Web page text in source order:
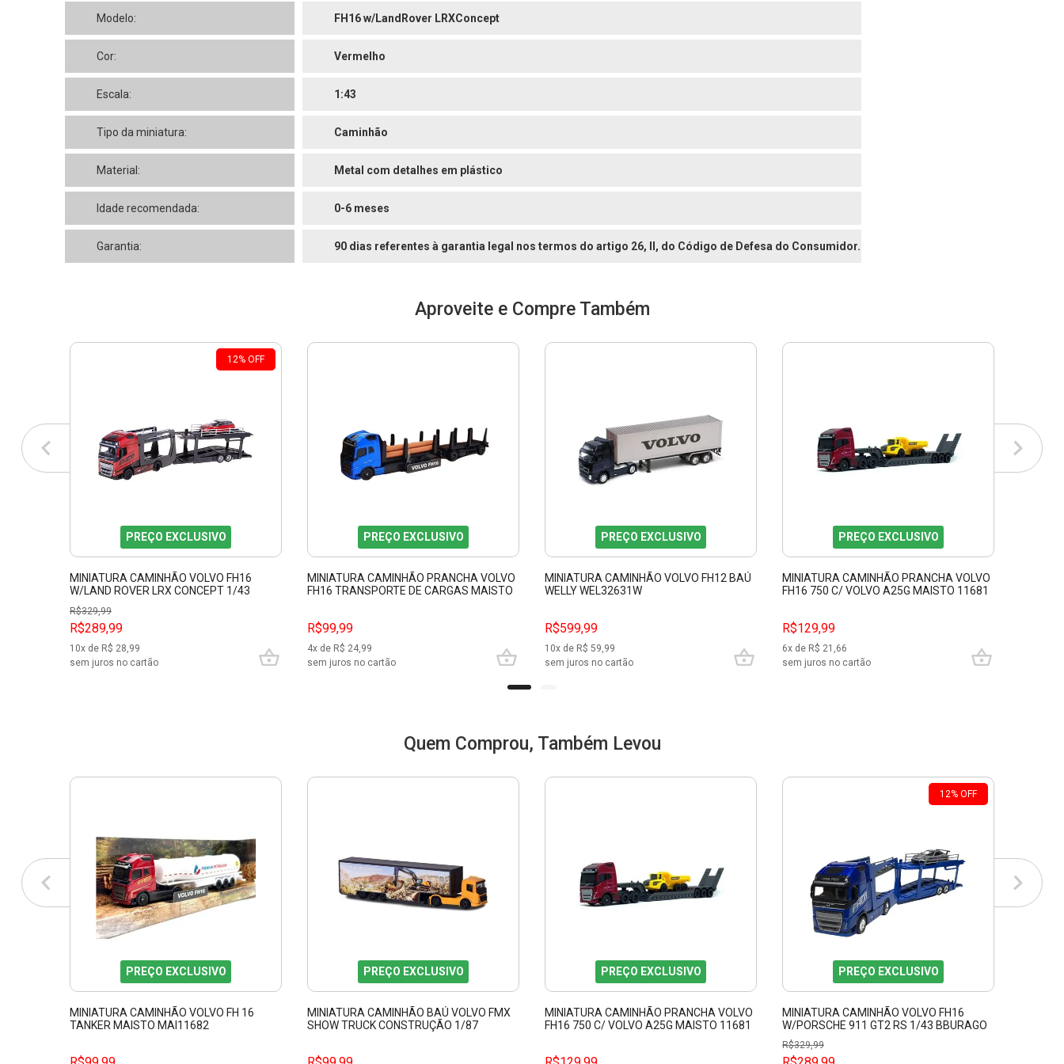
Modelo: FH16 w/LandRover LRXConcept
Cor: Vermelho
Escala: 1:43
Tipo da miniatura: Caminhão
Material: Metal com detalhes em plástico
Idade recomendada: 0-6 meses
Garantia: 90 dias referentes à garantia legal nos termos do artigo 26, II, do Código de Defesa do Consumidor.
Aproveite e Compre Também
12% OFF
PREÇO EXCLUSIVO
MINIATURA CAMINHÃO VOLVO FH16
W/LAND ROVER LRX CONCEPT 1/43
BBURAGO 31462
R$329,99
R$289,99
10x de R$ 28,99
sem juros no cartão
PREÇO EXCLUSIVO
MINIATURA CAMINHÃO PRANCHA VOLVO
FH16 TRANSPORTE DE CARGAS MAISTO
R$99,99
4x de R$ 24,99
sem juros no cartão
PREÇO EXCLUSIVO
MINIATURA CAMINHÃO VOLVO FH12 BAÚ
WELLY WEL32631W
R$599,99
10x de R$ 59,99
sem juros no cartão
PREÇO EXCLUSIVO
MINIATURA CAMINHÃO PRANCHA VOLVO
FH16 750 C/ VOLVO A25G MAISTO 11681
R$129,99
6x de R$ 21,66
sem juros no cartão
Quem Comprou, Também Levou
PREÇO EXCLUSIVO
MINIATURA CAMINHÃO VOLVO FH 16
TANKER MAISTO MAI11682
PREÇO EXCLUSIVO
MINIATURA CAMINHÃO BAÚ VOLVO FMX
SHOW TRUCK CONSTRUÇÃO 1/87
PREÇO EXCLUSIVO
MINIATURA CAMINHÃO PRANCHA VOLVO
FH16 750 C/ VOLVO A25G MAISTO 11681
12% OFF
PREÇO EXCLUSIVO
MINIATURA CAMINHÃO VOLVO FH16
W/PORSCHE 911 GT2 RS 1/43 BBURAGO
31463
R$329,99